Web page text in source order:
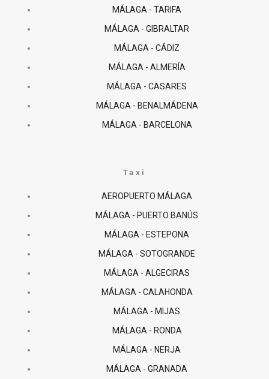
MÁLAGA - TARIFA
MÁLAGA - GIBRALTAR
MÁLAGA - CÁDIZ
MÁLAGA - ALMERÍA
MÁLAGA - CASARES
MÁLAGA - BENALMÁDENA
MÁLAGA - BARCELONA
Taxi
AEROPUERTO MÁLAGA
MÁLAGA - PUERTO BANÚS
MÁLAGA - ESTEPONA
MÁLAGA - SOTOGRANDE
MÁLAGA - ALGECIRAS
MÁLAGA - CALAHONDA
MÁLAGA - MIJAS
MÁLAGA - RONDA
MÁLAGA - NERJA
MÁLAGA - GRANADA